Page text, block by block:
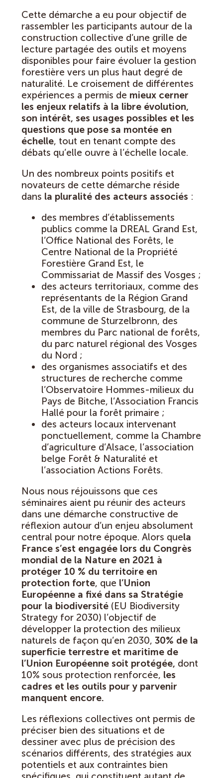
Cette démarche a eu pour objectif de
rassembler les participants autour de la
construction collective d’une grille de
lecture partagée des outils et moyens
disponibles pour faire évoluer la gestion
forestière vers un plus haut degré de
naturalité. Le croisement de différentes
expériences a permis de mieux cerner
les enjeux relatifs à la libre évolution,
son intérêt, ses usages possibles et les
questions que pose sa montée en
échelle, tout en tenant compte des
débats qu’elle ouvre à l’échelle locale.
Un des nombreux points positifs et
novateurs de cette démarche réside
dans la pluralité des acteurs associés :
des membres d’établissements
publics comme la DREAL Grand Est,
l’Office National des Forêts, le
Centre National de la Propriété
Forestière Grand Est, le
Commissariat de Massif des Vosges ;
des acteurs territoriaux, comme des
représentants de la Région Grand
Est, de la ville de Strasbourg, de la
commune de Sturzelbronn, des
membres du Parc national de forêts,
du parc naturel régional des Vosges
du Nord ;
des organismes associatifs et des
structures de recherche comme
l’Observatoire Hommes-milieux du
Pays de Bitche, l’Association Francis
Hallé pour la forêt primaire ;
des acteurs locaux intervenant
ponctuellement, comme la Chambre
d’agriculture d’Alsace, l’association
belge Forêt & Naturalité et
l’association Actions Forêts.
Nous nous réjouissons que ces
séminaires aient pu réunir des acteurs
dans une démarche constructive de
réflexion autour d’un enjeu absolument
central pour notre époque. Alors quela
France s’est engagée lors du Congrès
mondial de la Nature en 2021 à
protéger 10 % du territoire en
protection forte, que l’Union
Européenne a fixé dans sa Stratégie
pour la biodiversité (EU Biodiversity
Strategy for 2030) l’objectif de
développer la protection des milieux
naturels de façon qu’en 2030, 30% de la
superficie terrestre et maritime de
l’Union Européenne soit protégée, dont
10% sous protection renforcée, les
cadres et les outils pour y parvenir
manquent encore.
Les réflexions collectives ont permis de
préciser bien des situations et de
dessiner avec plus de précision des
scénarios différents, des stratégies aux
potentiels et aux contraintes bien